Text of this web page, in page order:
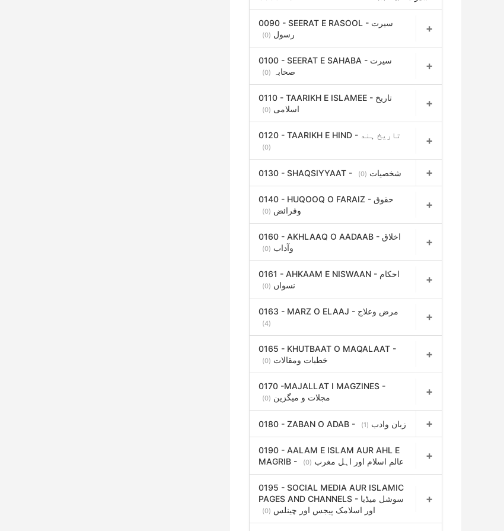
0090 - SEERAT E RASOOL - سیرت
رسول (0)
0100 - SEERAT E SAHABA - سیرت
صحابہ
(0)
0110 - TAARIKH E ISLAMEE - تاریخ
اسلامی (0)
0120 - TAARIKH E HIND - تاریخ ہند
(0)
0130 - SHAQSIYYAAT - شخصیات (0)
0140 - HUQOOQ O FARAIZ - حقوق
وفرائض (0)
0160 - AKHLAAQ O AADAAB - اخلاق
وآداب (0)
0161 - AHKAAM E NISWAAN - احکام
نسواں (0)
0163 - MARZ O ELAAJ - مرض وعلاج
(4)
0165 - KHUTBAAT O MAQALAAT -
خطبات ومقالات (0)
0170 -MAJALLAT I MAGZINES -
مجلات و میگزین (0)
0180 - ZABAN O ADAB - زبان وادب (1)
0190 - AALAM E ISLAM AUR AHL E
MAGRIB - عالم اسلام اور اہل مغرب (0)
0195 - SOCIAL MEDIA AUR ISLAMIC
PAGES AND CHANNELS - سوشل میڈیا
اور اسلامک پیجس اور چینلس (0)